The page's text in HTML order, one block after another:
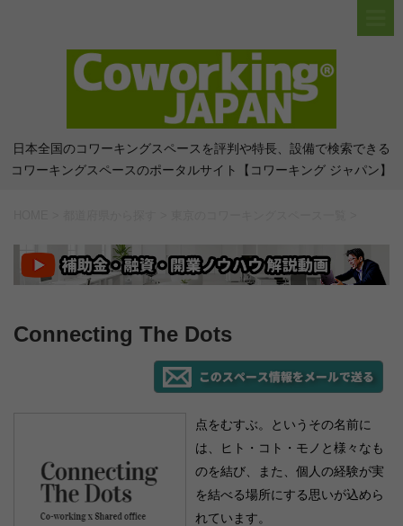
日本全国のコワーキングスペースを評判や特長、設備で検索できる
コワーキングスペースのポータルサイト【コワーキング ジャパン】
Connecting The Dots
点をむすぶ。というその名前に
は、ヒト・コト・モノと様々なも
のを結び、また、個人の経験が実
を結べる場所にする思いが込めら
れています。